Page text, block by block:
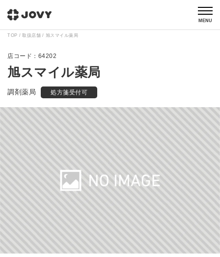
MENU
TOP 取扱店舗 旭スマイル薬局
64202
旭スマイル薬局
調剤薬局 処方箋受付可